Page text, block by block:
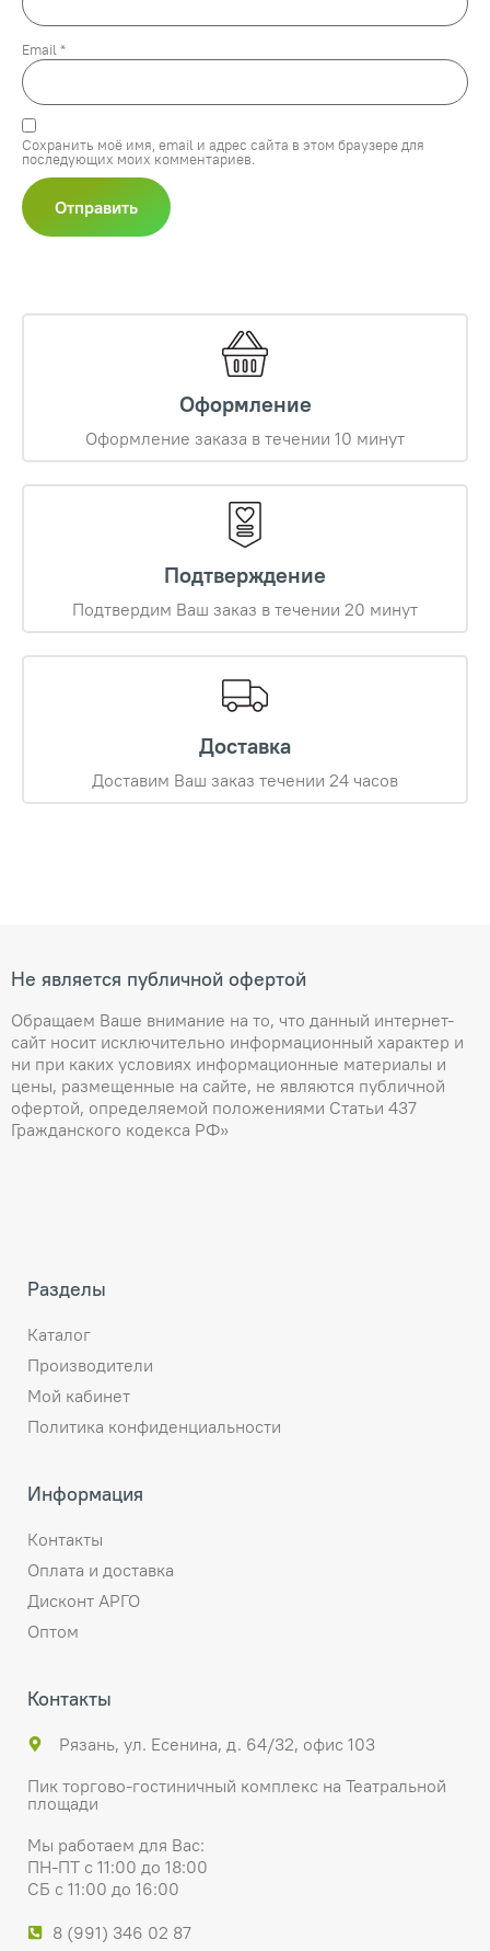
Email *
Сохранить моё имя, email и адрес сайта в этом браузере для
последующих моих комментариев.
Оформление
Оформление заказа в течении 10 минут
Подтверждение
Подтвердим Ваш заказ в течении 20 минут
Доставка
Доставим Ваш заказ течении 24 часов
Не является публичной офертой
Обращаем Ваше внимание на то, что данный интернет-
сайт носит исключительно информационный характер и
ни при каких условиях информационные материалы и
цены, размещенные на сайте, не являются публичной
офертой, определяемой положениями Статьи 437
Гражданского кодекса РФ»
Разделы
Каталог
Производители
Мой кабинет
Политика конфиденциальности
Информация
Контакты
Оплата и доставка
Дисконт АРГО
Оптом
Контакты
Рязань, ул. Есенина, д. 64/32, офис 103
Пик торгово-гостиничный комплекс на Театральной
площади
Мы работаем для Вас:
ПН-ПТ с 11:00 до 18:00
СБ с 11:00 до 16:00
8 (991) 346 02 87